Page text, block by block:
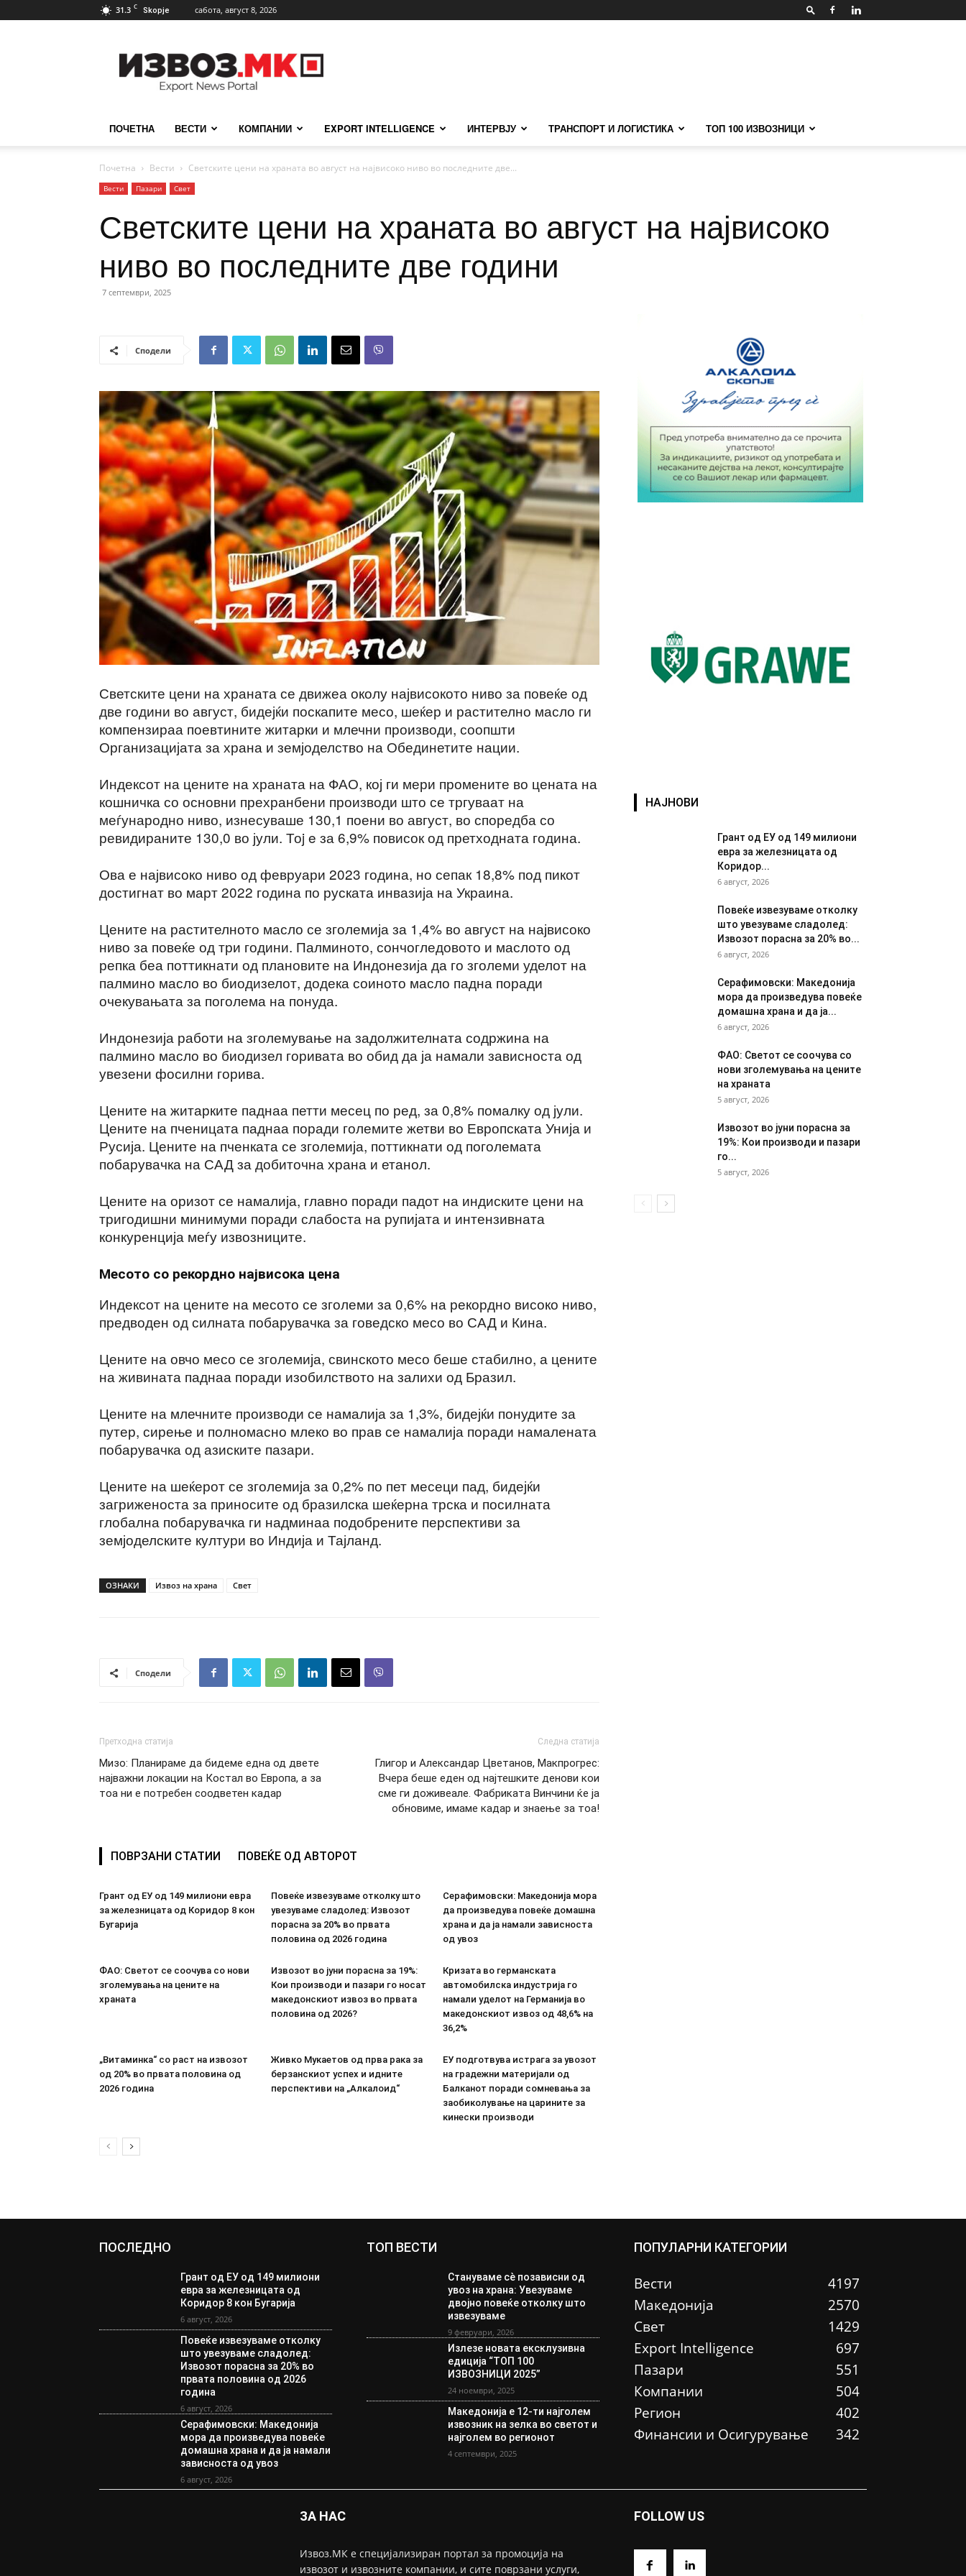
31.3 C Skopje сабота, август 8, 2026
ПОЧЕТНА ВЕСТИ КОМПАНИИ EXPORT INTELLIGENCE ИНТЕРВЈУ ТРАНСПОРТ И ЛОГИСТИКА ТОП 100 ИЗВОЗНИЦИ
Почетна Вести Светските цени на храната во август на највисоко ниво во последните две...
Вести Пазари Свет
Светските цени на храната во август на највисоко
ниво во последните две години
7 септември, 2025
Сподели
Светските цени на храната се движеа околу највисокото ниво за повеќе од
две години во август, бидејќи поскапите месо, шеќер и растително масло ги
компензираа поевтините житарки и млечни производи, соопшти
Организацијата за храна и земјоделство на Обединетите нации.
Индексот на цените на храната на ФАО, кој ги мери промените во цената на
кошничка со основни прехранбени производи што се тргуваат на
меѓународно ниво, изнесуваше 130,1 поени во август, во споредба со
ревидираните 130,0 во јули. Тоj e за 6,9% повисок од претходната година.
Ова е највисоко ниво од февруари 2023 година, но сепак 18,8% под пикот
достигнат во март 2022 година по руската инвазија на Украина.
Цените на растителното масло се зголемија за 1,4% во август на највисоко
ниво за повеќе од три години. Палминото, сончогледовото и маслото од
репка беа поттикнати од плановите на Индонезија да го зголеми уделот на
палмино масло во биодизелот, додека соиното масло падна поради
очекувањата за поголема на понуда.
Индонезија работи на зголемување на задолжителната содржина на
палмино масло во биодизел горивата во обид да ја намали зависноста од
увезени фосилни горива.
Цените на житарките паднаа петти месец по ред, за 0,8% помалку од јули.
Цените на пченицата паднаа поради големите жетви во Европската Унија и
Русија. Цените на пченката се зголемија, поттикнати од поголемата
побарувачка на САД за добиточна храна и етанол.
Цените на оризот се намалија, главно поради падот на индиските цени на
тригодишни минимуми поради слабоста на рупијата и интензивната
конкуренција меѓу извозниците.
Месото со рекордно највисока цена
Индексот на цените на месото се зголеми за 0,6% на рекордно високо ниво,
предводен од силната побарувачка за говедско месо во САД и Кина.
Цените на овчо месо се зголемија, свинското месо беше стабилно, а цените
на живината паднаа поради изобилството на залихи од Бразил.
Цените на млечните производи се намалија за 1,3%, бидејќи понудите за
путер, сирење и полномасно млеко во прав се намалија поради намалената
побарувачка од азиските пазари.
Цените на шеќерот се зголемија за 0,2% по пет месеци пад, бидејќи
загриженоста за приносите од бразилска шеќерна трска и посилната
глобална побарувачка ги надминаа подобрените перспективи за
земјоделските култури во Индија и Тајланд.
ОЗНАКИ Извоз на храна Свет
Сподели
Претходна статија
Мизо: Планираме да бидеме една од двете
најважни локации на Костал во Европа, а за
тоа ни е потребен соодветен кадар
Следна статија
Глигор и Александар Цветанов, Макпрогрес:
Вчера беше еден од најтешките денови кои
сме ги доживеале. Фабриката Винчини ќе ја
обновиме, имаме кадар и знаење за тоа!
ПОВРЗАНИ СТАТИИ ПОВЕЌЕ ОД АВТОРОТ
Грант од ЕУ од 149 милиони евра
за железницата од Коридор 8 кон
Бугарија
Повеќе извезуваме отколку што
увезуваме сладолед: Извозот
порасна за 20% во првата
половина од 2026 година
Серафимовски: Македонија мора
да произведува повеќе домашна
храна и да ја намали зависноста
од увоз
ФАО: Светот се соочува со нови
зголемувања на цените на
храната
Извозот во јуни порасна за 19%:
Кои производи и пазари го носат
македонскиот извоз во првата
половина од 2026?
Кризата во германската
автомобилска индустрија го
намали уделот на Германија во
македонскиот извоз од 48,6% на
36,2%
„Витаминка“ со раст на извозот
од 20% во првата половина од
2026 година
Живко Мукаетов од прва рака за
берзанскиот успех и идните
перспективи на „Алкалоид“
ЕУ подготвува истрага за увозот
на градежни материјали од
Балканот поради сомневања за
заобиколување на царините за
кинески производи
НАЈНОВИ
Грант од ЕУ од 149 милиони
евра за железницата од
Коридор...
6 август, 2026
Повеќе извезуваме отколку
што увезуваме сладолед:
Извозот порасна за 20% во...
6 август, 2026
Серафимовски: Македонија
мора да произведува повеќе
домашна храна и да ја...
6 август, 2026
ФАО: Светот се соочува со
нови зголемувања на цените
на храната
5 август, 2026
Извозот во јуни порасна за
19%: Кои производи и пазари
го...
5 август, 2026
ПОСЛЕДНО
Грант од ЕУ од 149 милиони
евра за железницата од
Коридор 8 кон Бугарија
6 август, 2026
Повеќе извезуваме отколку
што увезуваме сладолед:
Извозот порасна за 20% во
првата половина од 2026
година
6 август, 2026
Серафимовски: Македонија
мора да произведува повеќе
домашна храна и да ја намали
зависноста од увоз
6 август, 2026
ТОП ВЕСТИ
Стануваме сè позависни од
увоз на храна: Увезуваме
двојно повеќе отколку што
извезуваме
9 февруари, 2026
Излезе новата ексклузивна
едиција “ТОП 100
ИЗВОЗНИЦИ 2025”
24 ноември, 2025
Македонија е 12-ти најголем
извозник на зелка во светот и
најголем во регионот
4 септември, 2025
ПОПУЛАРНИ КАТЕГОРИИ
Вести
4197
Македонија
2570
Свет
1429
Еxport Intelligence
697
Пазари
551
Компании
504
Регион
402
Финансии и Осигурување
342
ЗА НАС
Извоз.МК е специјализиран портал за промоција на
извозот и извозните компании, и сите поврзани услуги,
FOLLOW US